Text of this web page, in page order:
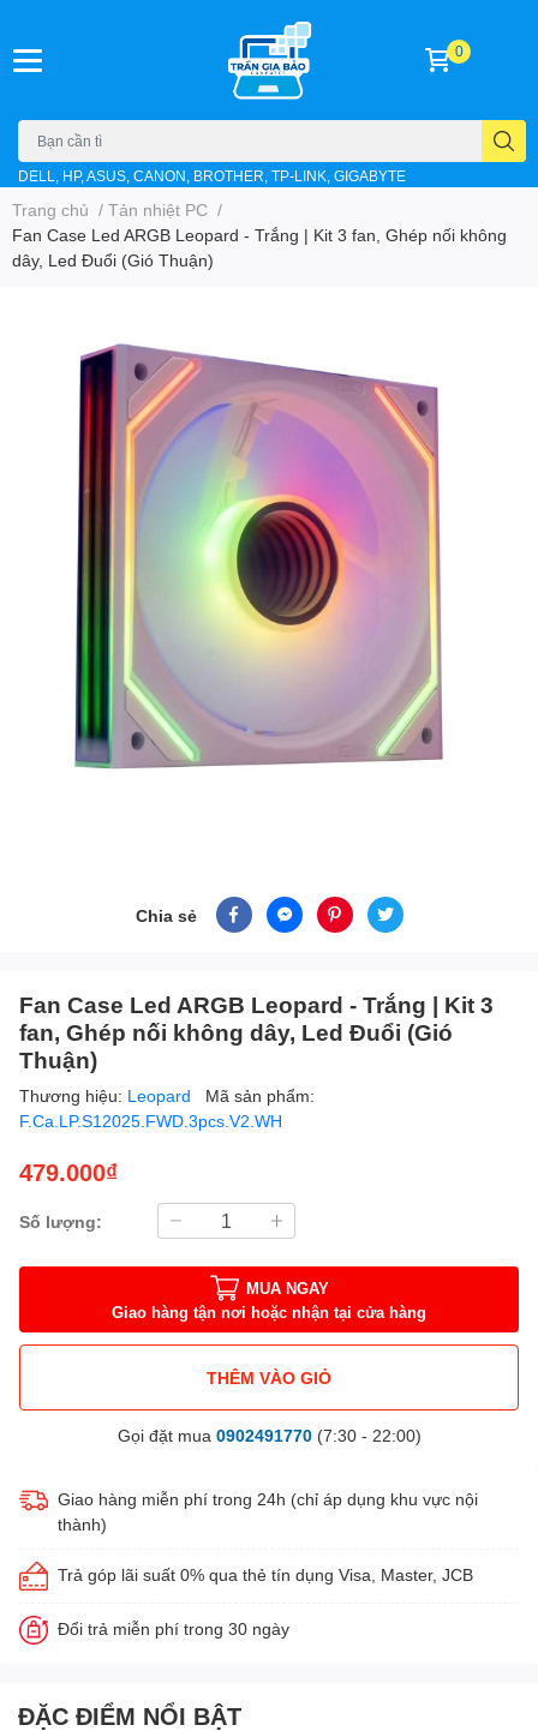
DELL, HP, ASUS, CANON, BROTHER, TP-LINK, GIGABYTE
0
Trang chủ / Tản nhiệt PC /
Fan Case Led ARGB Leopard - Trắng | Kit 3 fan, Ghép nối không
dây, Led Đuổi (Gió Thuận)
Chia sẻ
Fan Case Led ARGB Leopard - Trắng | Kit 3
fan, Ghép nối không dây, Led Đuổi (Gió
Thuận)
Thương hiệu: Leopard
Mã sản phẩm:
F.Ca.LP.S12025.FWD.3pcs.V2.WH
479.000₫
Số lượng:
MUA NGAY
Giao hàng tận nơi hoặc nhận tại cửa hàng
THÊM VÀO GIỎ
Gọi đặt mua 0902491770(7:30 - 22:00)
Giao hàng miễn phí trong 24h (chỉ áp dụng khu vực nội
thành)
Trả góp lãi suất 0% qua thẻ tín dụng Visa, Master, JCB
Đổi trả miễn phí trong 30 ngày
ĐẶC ĐIỂM NỔI BẬT